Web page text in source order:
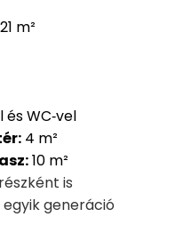
21 m²
WC‑vel
4 m²
10 m²
is
generáció